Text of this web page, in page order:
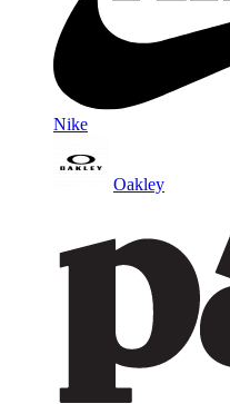
Nike
Oakley